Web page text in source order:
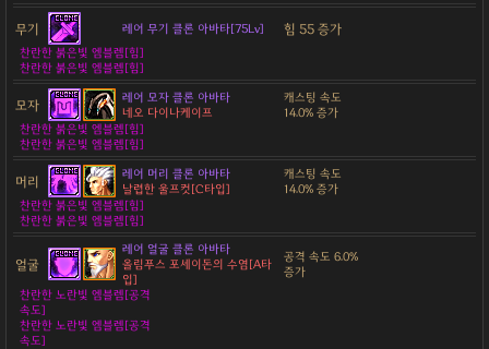
무기 레어 무기 클론 아바타[75Lv] 힘 55 증가
찬란한 붉은빛 엠블렘[힘]
찬란한 붉은빛 엠블렘[힘]
모자
레어 모자 클론 아바타
네오 다이나케이프
캐스팅 속도
14.0% 증가
찬란한 붉은빛 엠블렘[힘]
찬란한 붉은빛 엠블렘[힘]
머리
레어 머리 클론 아바타
날렵한 울프컷[C타입]
캐스팅 속도
14.0% 증가
찬란한 붉은빛 엠블렘[힘]
찬란한 붉은빛 엠블렘[힘]
얼굴
레어 얼굴 클론 아바타
올림푸스 포세이돈의 수염[A타
입]
공격 속도 6.0%
증가
찬란한 노란빛 엠블렘[공격
속도]
찬란한 노란빛 엠블렘[공격
속도]